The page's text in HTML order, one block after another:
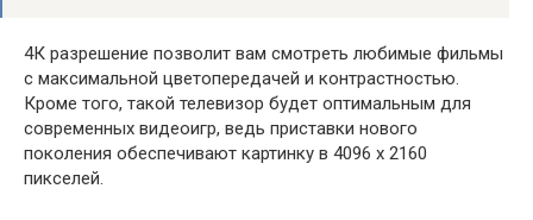
4К разрешение позволит вам смотреть любимые фильмы
с максимальной цветопередачей и контрастностью.
Кроме того, такой телевизор будет оптимальным для
современных видеоигр, ведь приставки нового
поколения обеспечивают картинку в 4096 х 2160
пикселей.